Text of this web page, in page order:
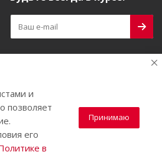
и
позволяет
его
в
Принимаю